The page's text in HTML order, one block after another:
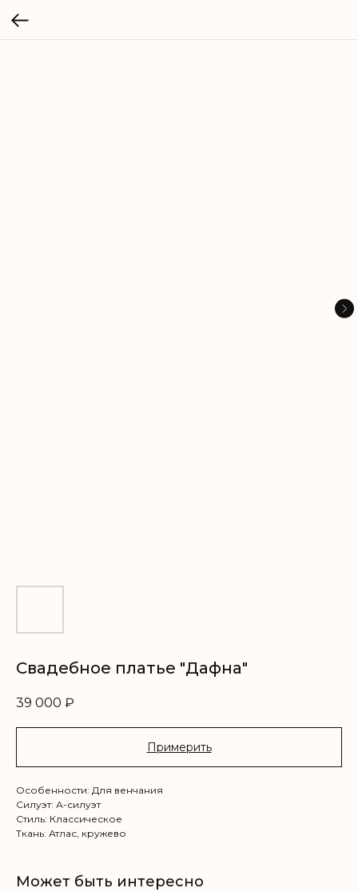
Свадебное платье "Дафна"
39 000 ₽
Примерить
Особенности: Для венчания
Силуэт: А-силуэт
Стиль: Классическое
Ткань: Атлас, кружево
Может быть интересно